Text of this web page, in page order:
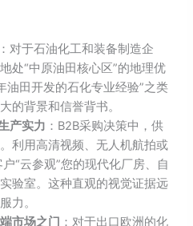
：对于石油化工和装备制造企
处“中原油田核心区”的地理优
油田开发的石化专业经验”之类
的背景和信誉背书。
产实力 ：B2B采购决策中，供
利用高清视频、无人机航拍或
“云参观”您的现代化厂房、自
验室。这种直观的视觉证据远
力。
市场之门 ：对于出口欧洲的化